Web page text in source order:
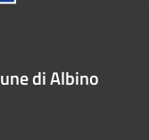
di Albino